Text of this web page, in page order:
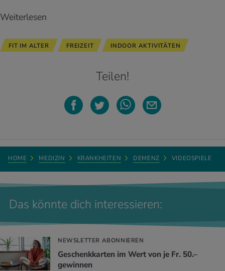
Weiterlesen
FIT IM ALTER FREIZEIT INDOOR AKTIVITÄTEN
Teilen!
HOME MEDIZIN KRANKHEITEN DEMENZ VIDEOSPIELE
Das könnte dich interessieren:
NEWSLETTER ABONNIEREN
Geschenkkarten im Wert von je Fr. 50.–
gewinnen